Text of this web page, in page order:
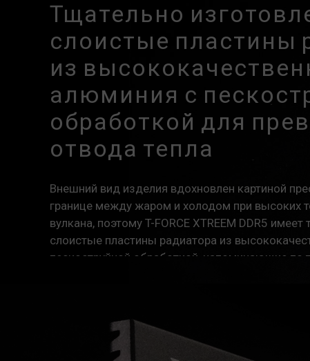
Тщательно
слоистые пластины
из
алюминия с
обработкой для
отвода тепла
Внешний вид изделия вдохновлен картиной
границе между жаром и холодом при высоких
вулкана, поэтому T-FORCE XTREEM DDR5
слоистые пластины радиатора из
пескоструйной обработкой, напоминающие по